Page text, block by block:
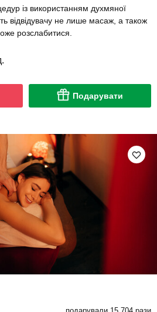
із використанням духмяної
відвідувачу не лише масаж, а також
розслабитися.
Подарувати